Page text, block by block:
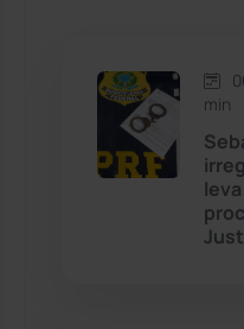
Caetité
Candiba
Cândido Sales
min